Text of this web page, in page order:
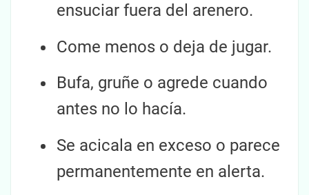
ensuciar fuera del arenero.
Come menos o deja de jugar.
Bufa, gruñe o agrede cuando
antes no lo hacía.
Se acicala en exceso o parece
permanentemente en alerta.